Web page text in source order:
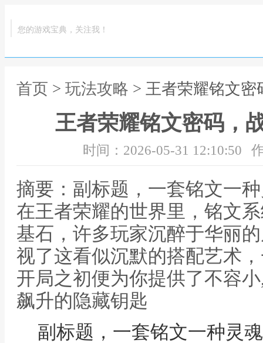
您的游戏宝典，关注我！
首页 > 玩法攻略 > 王者荣耀铭文
王者荣耀铭文密码，
时间：2026-05-31 12:10:50
摘要：副标题，一套铭文一
在王者荣耀的世界里，铭文
基石，许多玩家沉醉于华丽
视了这看似沉默的搭配艺术
开局之初便为你提供了不容
飙升的隐藏钥匙
副标题，一套铭文一种灵魂